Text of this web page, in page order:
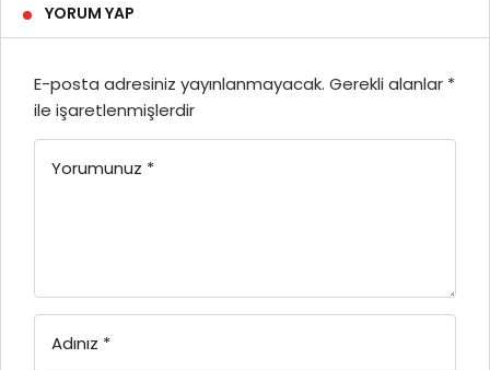
YORUM YAP
E-posta adresiniz yayınlanmayacak. Gerekli alanlar *
ile işaretlenmişlerdir
Yorumunuz *
Adınız *